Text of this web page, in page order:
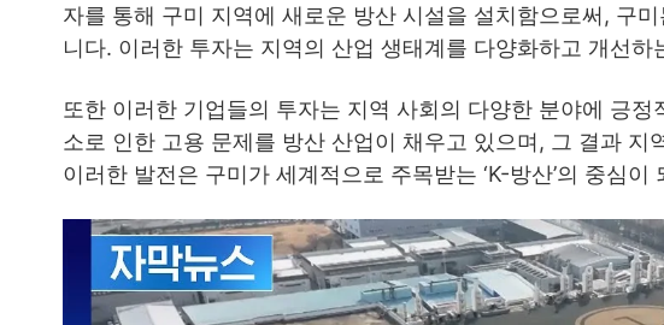
자를 통해 구미 지역에 새로운 방산 시설을 설치함으로써, 구
니다. 이러한 투자는 지역의 산업 생태계를 다양화하고 개선하
또한 이러한 기업들의 투자는 지역 사회의 다양한 분야에 긍
소로 인한 고용 문제를 방산 산업이 채우고 있으며, 그 결과
이러한 발전은 구미가 세계적으로 주목받는 ‘K-방산’의 중심